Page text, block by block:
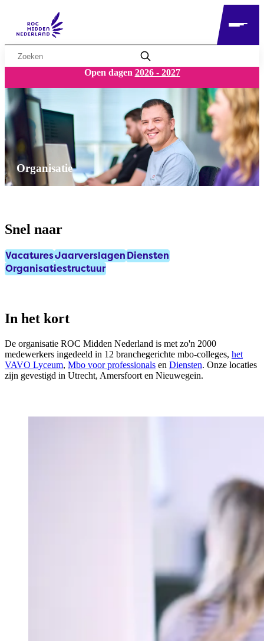
Zoekwoord
Open dagen 2026 - 2027
Organisatie
Snel naar
VacaturesJaarverslagenDiensten
Organisatiestructuur
In het kort
De organisatie ROC Midden Nederland is met zo'n 2000
medewerkers ingedeeld in 12 branchegerichte mbo-colleges, het
VAVO Lyceum, Mbo voor professionals en Diensten. Onze locaties
zijn gevestigd in Utrecht, Amersfoort en Nieuwegein.